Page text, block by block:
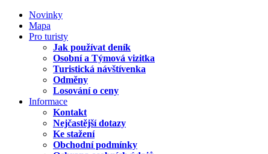
Novinky
Mapa
Pro turisty
Jak používat deník
Osobní a Týmová vizitka
Turistická návštívenka
Odměny
Losování o ceny
Informace
Kontakt
Nejčastější dotazy
Ke stažení
Obchodní podmínky